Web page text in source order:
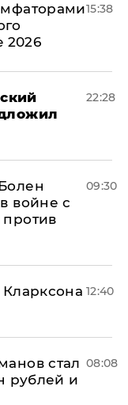
2026
15:38
22:28
войне с
09:30
12:40
стал
рублей и
08:08